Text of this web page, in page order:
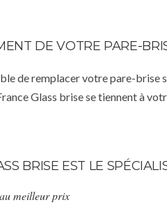
DE VOTRE PARE-
de remplacer votre pare-brise
Glass brise se tiennent à
BRISE EST LE
meilleur prix